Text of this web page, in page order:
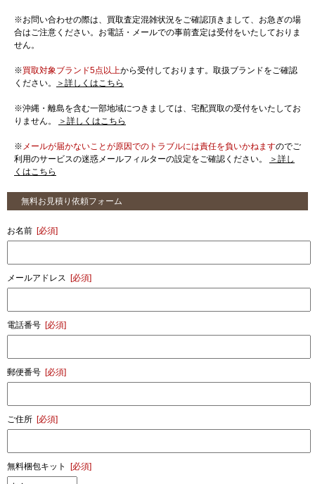
※お問い合わせの際は、買取査定混雑状況をご確認頂きまして、お急ぎの場
合はご注意ください。お電話・メールでの事前査定は受付をいたしておりま
せん。
※買取対象ブランド5点以上から受付しております。取扱ブランドをご確認
ください。
＞詳しくはこちら
※沖縄・離島を含む一部地域につきましては、宅配買取の受付をいたしてお
りません。
＞詳しくはこちら
※ メールが届かないことが原因でのトラブルには責任を負いかねますのでご
利用のサービスの迷惑メールフィルターの設定をご確認ください。
＞詳し
くはこちら
無料お見積り依頼フォーム
お名前 [必須]
メールアドレス [必須]
電話番号 [必須]
郵便番号 [必須]
ご住所 [必須]
無料梱包キット [必須]